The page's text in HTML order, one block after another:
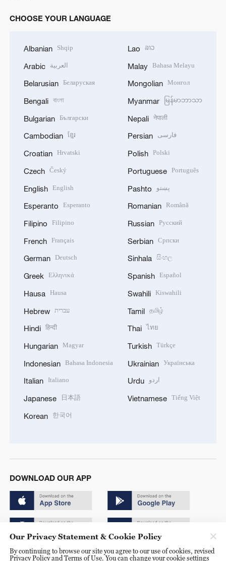
CHOOSE YOUR LANGUAGE
Albanian Shqip
Arabic العربية
Belarusian Беларуская
Bengali বাংলা
Bulgarian Български
Cambodian ខ្មែរ
Croatian Hrvatski
Czech Český
English English
Esperanto Esperanto
Filipino Filipino
French Français
German Deutsch
Greek Ελληνικά
Hausa Hausa
Hebrew עברית
Hindi हिन्दी
Hungarian Magyar
Indonesian Bahasa Indonesia
Italian Italiano
Japanese 日本語
Korean 한국어
Lao ລາວ
Malay Bahasa Melayu
Mongolian Монгол
Myanmar မြန်မာဘာသာ
Nepali नेपाली
Persian فارسی
Polish Polski
Portuguese Português
Pashto پښتو
Romanian Română
Russian Русский
Serbian Српски
Sinhala සිංහල
Spanish Español
Swahili Kiswahili
Tamil தமிழ்
Thai ไทย
Turkish Türkçe
Ukrainian Українська
Urdu اردو
Vietnamese Tiếng Việt
DOWNLOAD OUR APP
Copyright © 2024 CGTN.
Our Privacy Statement & Cookie Policy
By continuing to browse our site you agree to our use of cookies, revised
Privacy Policy and Terms of Use. You can change your cookie settings